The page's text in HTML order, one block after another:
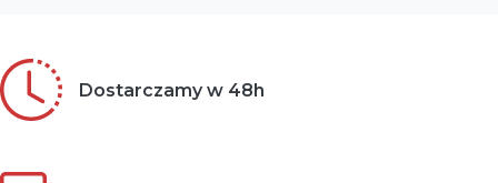
Dostarczamy w 48h